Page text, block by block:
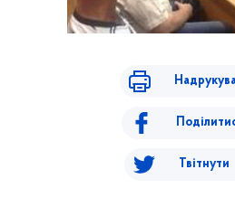
Твітнути